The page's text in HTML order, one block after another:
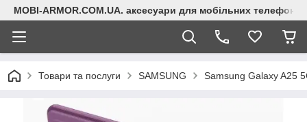
MOBI-ARMOR.COM.UA. аксесуари для мобільних телефонів
Товари та послуги SAMSUNG Samsung Galaxy A25